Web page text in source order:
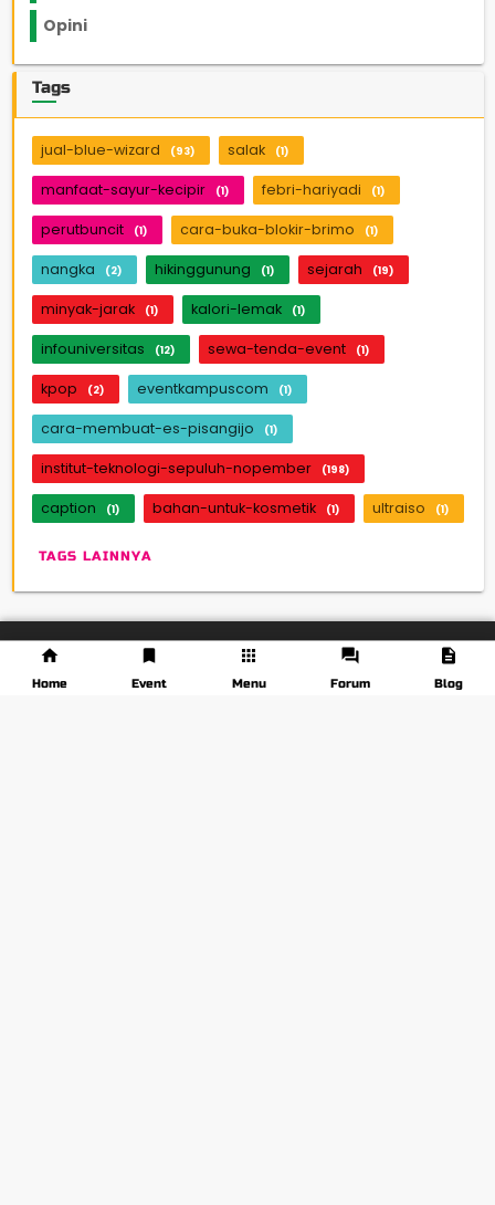
Opini
Tags
jual-blue-wizard (93) salak (1)
manfaat-sayur-kecipir (1) febri-hariyadi (1)
perutbuncit (1) cara-buka-blokir-brimo (1)
nangka (2) hikinggunung (1) sejarah (19)
minyak-jarak (1) kalori-lemak (1)
infouniversitas (12) sewa-tenda-event (1)
kpop (2) eventkampuscom (1)
cara-membuat-es-pisangijo (1)
institut-teknologi-sepuluh-nopember (198)
caption (1) bahan-untuk-kosmetik (1) ultraiso (1)
TAGS LAINNYA
Home Event Menu Forum Blog